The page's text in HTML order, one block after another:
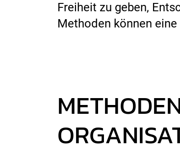
Freiheit zu geben,
Methoden können